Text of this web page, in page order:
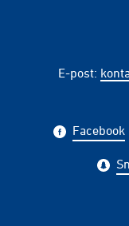
E-post:
Facebook